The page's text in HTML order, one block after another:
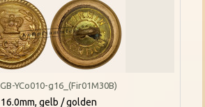
YCo010-g16_(Fir01M30B)
16.0mm, gelb / golden